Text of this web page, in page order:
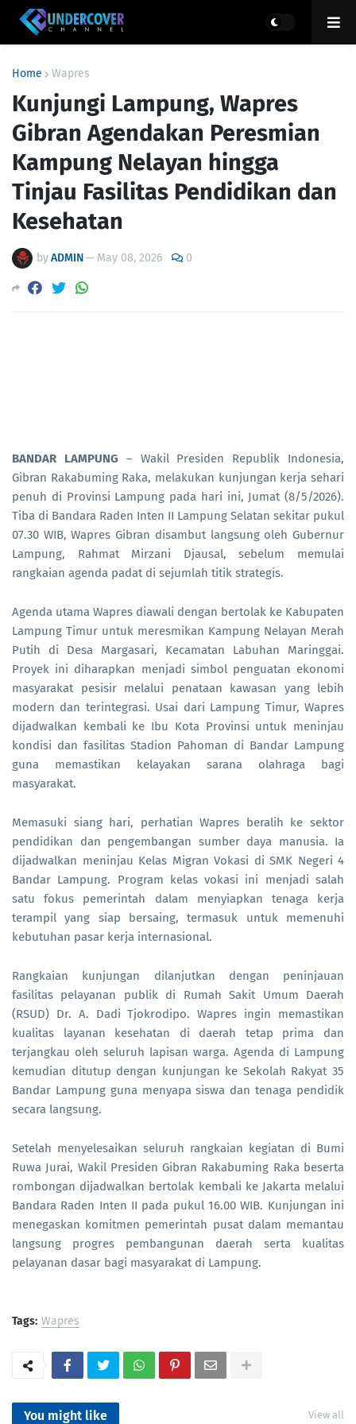
Home Wapres
Kunjungi Lampung, Wapres
Gibran Agendakan Peresmian
Kampung Nelayan hingga
Tinjau Fasilitas Pendidikan dan
Kesehatan
byADMIN— May 08, 2026 0
BANDAR LAMPUNG – Wakil Presiden Republik Indonesia,
Gibran Rakabuming Raka, melakukan kunjungan kerja sehari
penuh di Provinsi Lampung pada hari ini, Jumat (8/5/2026).
Tiba di Bandara Raden Inten II Lampung Selatan sekitar pukul
07.30 WIB, Wapres Gibran disambut langsung oleh Gubernur
Lampung, Rahmat Mirzani Djausal, sebelum memulai
rangkaian agenda padat di sejumlah titik strategis.
Agenda utama Wapres diawali dengan bertolak ke Kabupaten
Lampung Timur untuk meresmikan Kampung Nelayan Merah
Putih di Desa Margasari, Kecamatan Labuhan Maringgai.
Proyek ini diharapkan menjadi simbol penguatan ekonomi
masyarakat pesisir melalui penataan kawasan yang lebih
modern dan terintegrasi. Usai dari Lampung Timur, Wapres
dijadwalkan kembali ke Ibu Kota Provinsi untuk meninjau
kondisi dan fasilitas Stadion Pahoman di Bandar Lampung
guna memastikan kelayakan sarana olahraga bagi
masyarakat.
Memasuki siang hari, perhatian Wapres beralih ke sektor
pendidikan dan pengembangan sumber daya manusia. Ia
dijadwalkan meninjau Kelas Migran Vokasi di SMK Negeri 4
Bandar Lampung. Program kelas vokasi ini menjadi salah
satu fokus pemerintah dalam menyiapkan tenaga kerja
terampil yang siap bersaing, termasuk untuk memenuhi
kebutuhan pasar kerja internasional.
Rangkaian kunjungan dilanjutkan dengan peninjauan
fasilitas pelayanan publik di Rumah Sakit Umum Daerah
(RSUD) Dr. A. Dadi Tjokrodipo. Wapres ingin memastikan
kualitas layanan kesehatan di daerah tetap prima dan
terjangkau oleh seluruh lapisan warga. Agenda di Lampung
kemudian ditutup dengan kunjungan ke Sekolah Rakyat 35
Bandar Lampung guna menyapa siswa dan tenaga pendidik
secara langsung.
Setelah menyelesaikan seluruh rangkaian kegiatan di Bumi
Ruwa Jurai, Wakil Presiden Gibran Rakabuming Raka beserta
rombongan dijadwalkan bertolak kembali ke Jakarta melalui
Bandara Raden Inten II pada pukul 16.00 WIB. Kunjungan ini
menegaskan komitmen pemerintah pusat dalam memantau
langsung progres pembangunan daerah serta kualitas
pelayanan dasar bagi masyarakat di Lampung.
Tags: Wapres
You might like View all